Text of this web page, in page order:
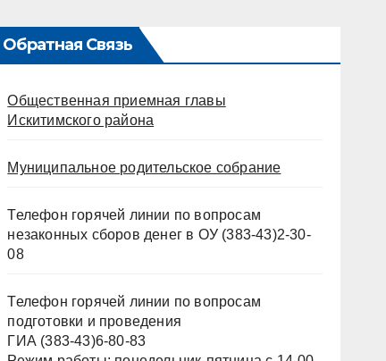
Обратная Связь
Общественная приемная главы
Искитимского района
Муниципальное родительское собрание
Телефон горячей линии по вопросам
незаконных сборов денег в ОУ (383-43)2-30-
08
Телефон горячей линии по вопросам
подготовки и проведения
ГИА (383-43)6-80-83